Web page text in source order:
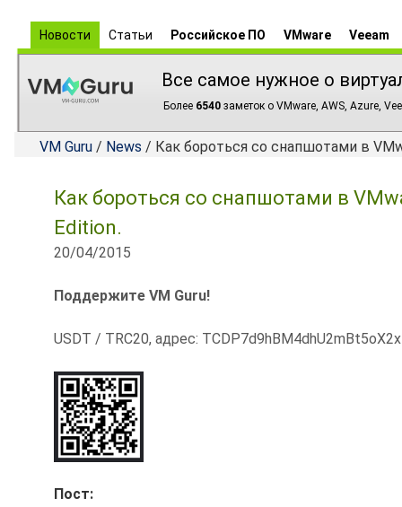
Новости Статьи Российское ПО VMware Veeam
Все самое нужное о
Более 6540 заметок о VMware, AWS, Azure,
VM Guru / News / Как бороться со снапшотами в
Как бороться со снапшотами в
Edition.
20/04/2015
Поддержите VM Guru!
USDT / TRC20, адрес:
Пост: